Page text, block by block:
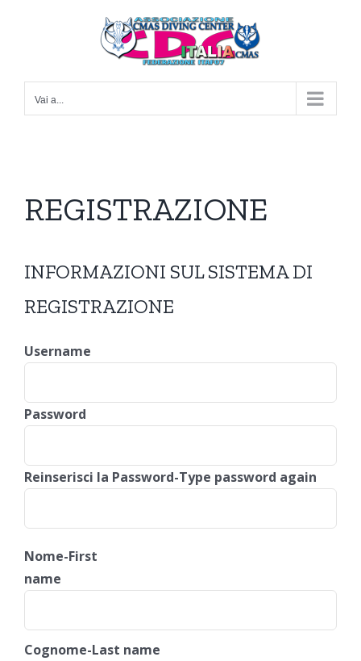
Vai a...
REGISTRAZIONE
INFORMAZIONI SUL SISTEMA DI
REGISTRAZIONE
Username
Password
Reinserisci la Password-Type password again
Nome-First
name
Cognome-Last name